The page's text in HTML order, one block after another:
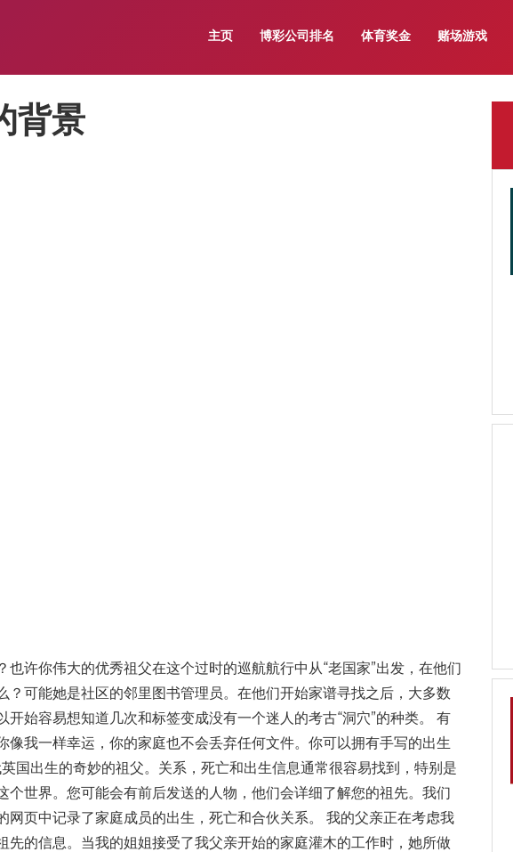
主页 博彩公司排名 体育奖金 赌场游戏
背景
许你伟大的优秀祖父在这个过时的巡航航行中从“老国家”出发，在他们
？可能她是社区的邻里图书管理员。在他们开始家谱寻找之后，大多数
始容易想知道几次和标签变成没有一个迷人的考古“洞穴”的种类。 有
我一样幸运，你的家庭也不会丢弃任何文件。你可以拥有手写的出生
国出生的奇妙的祖父。关系，死亡和出生信息通常很容易找到，特别是
世界。您可能会有前后发送的人物，他们会详细了解您的祖先。我们
页中记录了家庭成员的出生，死亡和合伙关系。 我的父亲正在考虑我
的信息。当我的姐姐接受了我父亲开始的家庭灌木的工作时，她所做